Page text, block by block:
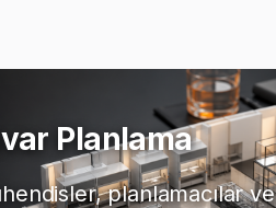
Planlama
planlamacılar ve